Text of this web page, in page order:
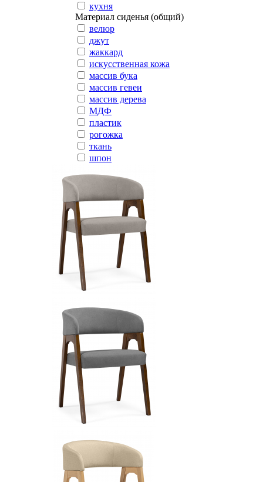
кухня
Материал сиденья (общий)
велюр
джут
жаккард
искусственная кожа
массив бука
массив гевеи
массив дерева
МДФ
пластик
рогожка
ткань
шпон